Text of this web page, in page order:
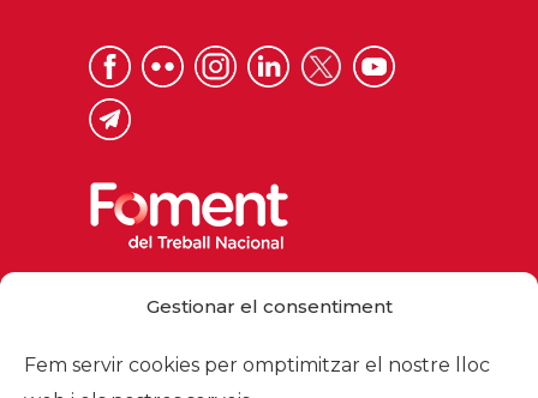
Gestionar el consentiment
Fem servir cookies per omptimitzar el nostre lloc
foment@foment.com